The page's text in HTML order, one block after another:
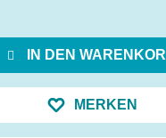
IN DEN
MERKEN